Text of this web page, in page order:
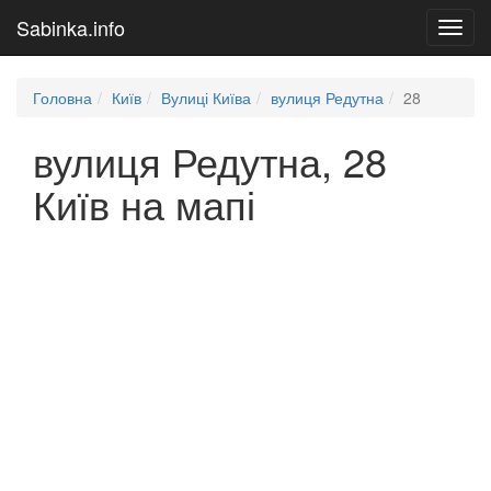
Sabinka.info
Головна Київ Вулиці Київа вулиця Редутна 28
вулиця Редутна, 28
Київ на мапі